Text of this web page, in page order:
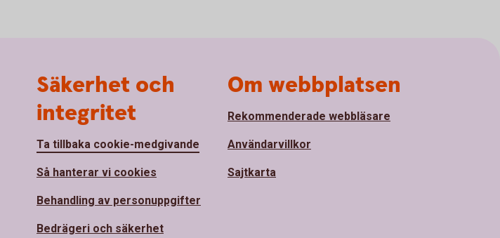
Säkerhet och
integritet
Ta tillbaka cookie-medgivande
Så hanterar vi cookies
Behandling av personuppgifter
Bedrägeri och säkerhet
Om webbplatsen
Rekommenderade webbläsare
Användarvillkor
Sajtkarta